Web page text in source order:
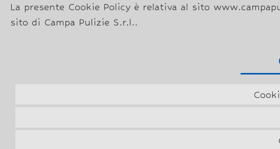
La presente Cookie Policy è relativa al sito
sito di Campa Pulizie S.r.l..